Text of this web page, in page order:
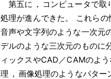
第五に ， コンピュータで取
処理が進んできた 。
これら
音声や文字列のような一次元
デルのような三次元のものに
ィックスやCAD／CAMのよ
理 ， 画像処理のようなパター